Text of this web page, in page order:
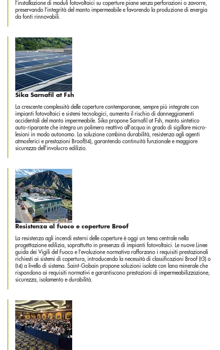
l’installazione di moduli fotovoltaici su coperture piane senza perforazioni o zavorre,
preservando l’integrità del manto impermeabile e favorendo la produzione di energia
da fonti rinnovabili.
Sika Sarnafil at Fsh
La crescente complessità delle coperture contemporanee, sempre più integrate con
impianti fotovoltaici e sistemi tecnologici, aumenta il rischio di danneggiamenti
accidentali del manto impermeabile. Sika propone Sarnafil at Fsh, manto sintetico
auto-riparante che integra un polimero reattivo all’acqua in grado di sigillare micro-
lesioni in modo autonomo. La soluzione combina durabilità, resistenza agli agenti
atmosferici e prestazioni Broof(t4), garantendo continuità funzionale e maggiore
sicurezza dell’involucro edilizio.
Resistenza al fuoco e coperture Broof
La resistenza agli incendi esterni delle coperture è oggi un tema centrale nella
progettazione edilizia, soprattutto in presenza di impianti fotovoltaici. Le nuove Linee
guida dei Vigili del Fuoco e l’evoluzione normativa rafforzano i requisiti prestazionali
richiesti ai sistemi di copertura, introducendo la necessità di classificazioni Broof (t3) o
(t4) a livello di sistema. Saint-Gobain propone soluzioni isolate con lana minerale che
rispondono ai requisiti normativi e garantiscono prestazioni di impermeabilizzazione,
sicurezza, isolamento e durabilità.